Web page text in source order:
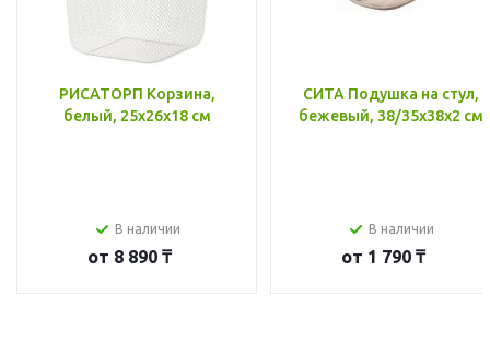
РИСАТОРП Корзина,
белый, 25x26x18 см
В наличии
от 8 890 ₸
СИТА Подушка на стул,
бежевый, 38/35x38x2 см
В наличии
от 1 790 ₸